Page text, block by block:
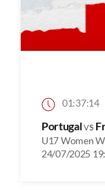
01:37:14
Portugalvs
U17 Women
24/07/2025